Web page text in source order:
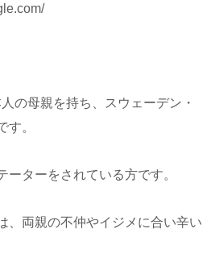
の母親を持ち、スウェーデン・
す。
ーターをされている方です。
、両親の不仲やイジメに合い辛い